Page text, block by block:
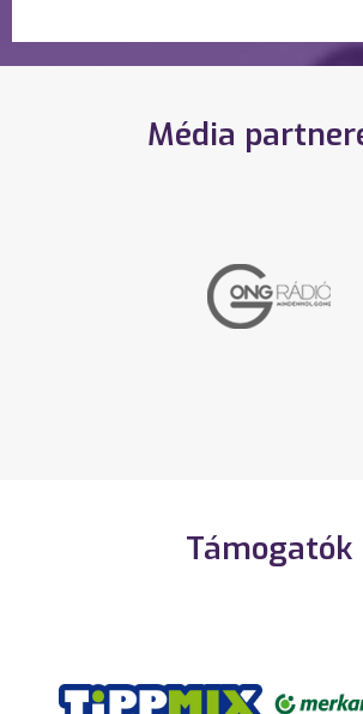
Média
Támogatók